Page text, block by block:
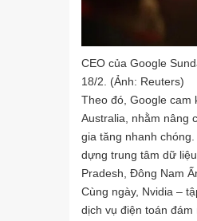
CEO của Google
18/2. (Ảnh: Reuters)
Theo đó, Google cam
Australia, nhằm nâng
gia tăng nhanh
dựng trung tâm dữ
Pradesh, Đông Nam
Cùng ngày, Nvidia –
dịch vụ điện toán